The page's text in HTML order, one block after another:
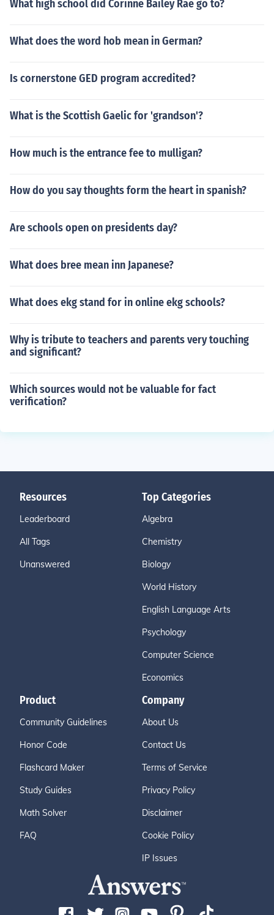
What high school did Corinne Bailey Rae go to?
What does the word hob mean in German?
Is cornerstone GED program accredited?
What is the Scottish Gaelic for 'grandson'?
How much is the entrance fee to mulligan?
How do you say thoughts form the heart in spanish?
Are schools open on presidents day?
What does bree mean inn Japanese?
What does ekg stand for in online ekg schools?
Why is tribute to teachers and parents very touching
and significant?
Which sources would not be valuable for fact
verification?
Resources
Leaderboard
All Tags
Unanswered
Top Categories
Algebra
Chemistry
Biology
World History
English Language Arts
Psychology
Computer Science
Economics
Product
Community Guidelines
Honor Code
Flashcard Maker
Study Guides
Math Solver
FAQ
Company
About Us
Contact Us
Terms of Service
Privacy Policy
Disclaimer
Cookie Policy
IP Issues